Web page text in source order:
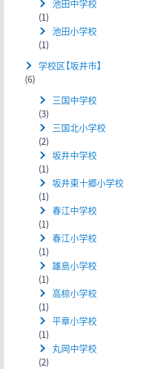
池田中学校
(1)
池田小学校
(1)
学校区【坂井市】
(6)
三国中学校
(3)
三国北小学校
(2)
坂井中学校
(1)
坂井東十郷小学校
(1)
春江中学校
(1)
春江小学校
(1)
雄島小学校
(1)
高椋小学校
(1)
平章小学校
(1)
丸岡中学校
(2)